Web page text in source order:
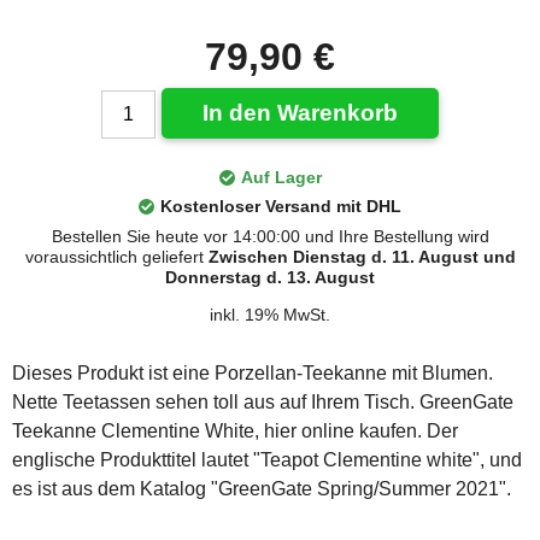
79,90 €
In den Warenkorb
Auf Lager
Kostenloser Versand mit DHL
Bestellen Sie heute vor 14:00:00 und Ihre Bestellung wird
voraussichtlich geliefert Zwischen Dienstag d. 11. August und
Donnerstag d. 13. August
inkl. 19% MwSt.
Dieses Produkt ist eine Porzellan-Teekanne mit Blumen.
Nette Teetassen sehen toll aus auf Ihrem Tisch. GreenGate
Teekanne Clementine White, hier online kaufen. Der
englische Produkttitel lautet "Teapot Clementine white", und
es ist aus dem Katalog "GreenGate Spring/Summer 2021".